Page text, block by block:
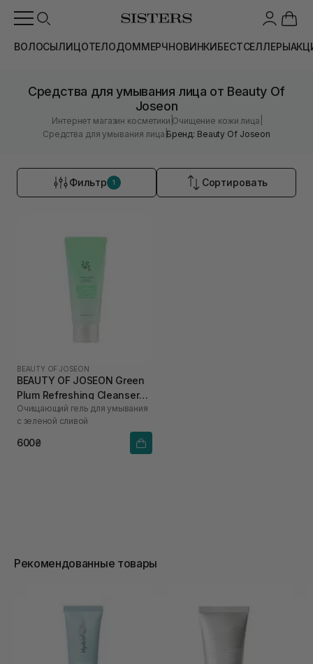
ВОЛОСЫЛИЦОТЕЛОДОММЕРЧНОВИНКИБЕСТСЕЛЛЕРЫ
Средства для умывания лица от Beauty Of
Joseon
Интернет магазин косметики |Очищение кожи лица
Средства для умывания лица |Бренд: Beauty Of Joseon
Фильтр 1 Сортировать
BEAUTY OF JOSEON
BEAUTY OF JOSEON Green
Plum Refreshing Cleanser
100 мл
Очищающий гель для умывания
с зеленой сливой
600₴
Рекомендованные товары